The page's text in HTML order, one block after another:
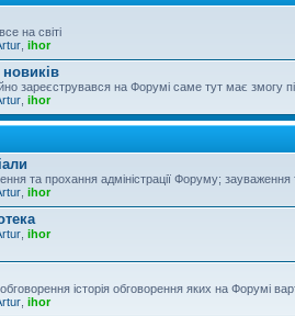
на світі
ihor
зареєструвався на Форумі саме тут має змогу
ihor
та прохання адміністрації Форуму;
ihor
ihor
історія обговорення яких на Форумі
ihor